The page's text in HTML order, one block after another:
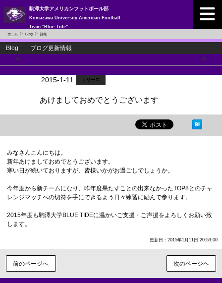
駒澤大学アメリカンフットボール部
Komazawa University American Football
Team "Blue Tide"
ホーム Blog 詳細
Blog ブログ更新情報
< >
2015-1-11 リリース
あけましておめでとうございます
みなさんこんにちは。
新年あけましておめでとうございます。
寒い日が続いておりますが、皆様いかがお過ごしでしょうか。
今年度から新チームになり、昨年度果たすことの出来なかったTOP8とのチャ
レンジマッチへの切符を手にできるよう日々練習に励んで参ります。
2015年度も駒澤大学BLUE TIDEに温かいご支援・ご声援をよろしくお願い致
します。
更新日：2015年1月11日 20:53:00
前のページへ 次のページヘ